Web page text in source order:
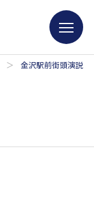
＞ 金沢駅前街頭演説